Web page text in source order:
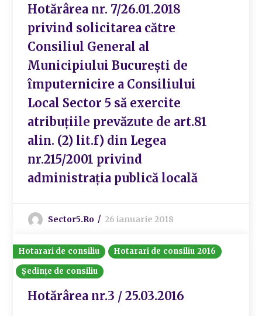
Hotărârea nr. 7/26.01.2018
privind solicitarea către
Consiliul General al
Municipiului București de
împuternicire a Consiliului
Local Sector 5 să exercite
atribuțiile prevăzute de art.81
alin. (2) lit.f) din Legea
nr.215/2001 privind
administrația publică locală
Sector5.ro 26 ianuarie 2018
Hotarari de consiliu
Hotarari de consiliu 2016
Ședințe de consiliu
Hotărârea nr.3 / 25.03.2016